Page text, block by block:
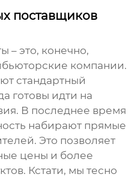
поставщиков
– это, конечно,
компании.
стандартный
готовы идти на
В последнее время
набирают прямые
Это позволяет
цены и более
Кстати, мы тесно